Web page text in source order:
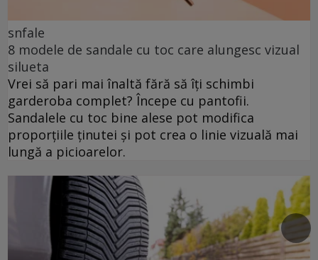
snfale
8 modele de sandale cu toc care alungesc vizual
silueta
Vrei să pari mai înaltă fără să îți schimbi
garderoba complet? Începe cu pantofii.
Sandalele cu toc bine alese pot modifica
proporțiile ținutei și pot crea o linie vizuală mai
lungă a picioarelor.